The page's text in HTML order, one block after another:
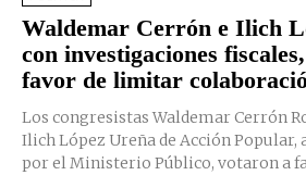
Waldemar Cerrón e Ilich
con investigaciones
favor de limitar
Los congresistas Waldemar Cerrón
Ilich López Ureña de Acción Popular,
por el Ministerio Público, votaron a